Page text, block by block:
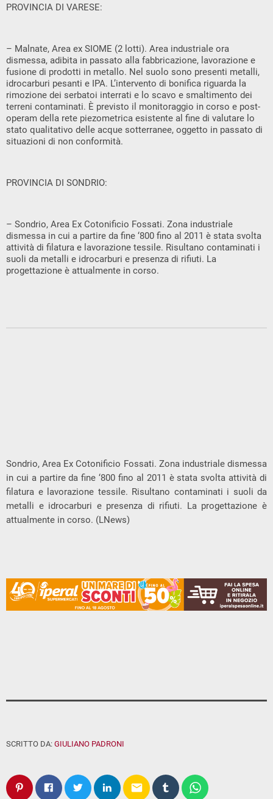
PROVINCIA DI VARESE:
– Malnate, Area ex SIOME (2 lotti). Area industriale ora
dismessa, adibita in passato alla fabbricazione, lavorazione e
fusione di prodotti in metallo. Nel suolo sono presenti metalli,
idrocarburi pesanti e IPA. L’intervento di bonifica riguarda la
rimozione dei serbatoi interrati e lo scavo e smaltimento dei
terreni contaminati. È previsto il monitoraggio in corso e post-
operam della rete piezometrica esistente al fine di valutare lo
stato qualitativo delle acque sotterranee, oggetto in passato di
situazioni di non conformità.
PROVINCIA DI SONDRIO:
– Sondrio, Area Ex Cotonificio Fossati. Zona industriale
dismessa in cui a partire da fine ‘800 fino al 2011 è stata svolta
attività di filatura e lavorazione tessile. Risultano contaminati i
suoli da metalli e idrocarburi e presenza di rifiuti. La
progettazione è attualmente in corso.
Sondrio, Area Ex Cotonificio Fossati. Zona industriale dismessa
in cui a partire da fine ‘800 fino al 2011 è stata svolta attività di
filatura e lavorazione tessile. Risultano contaminati i suoli da
metalli e idrocarburi e presenza di rifiuti. La progettazione è
attualmente in corso. (LNews)
SCRITTO DA: GIULIANO PADRONI
email